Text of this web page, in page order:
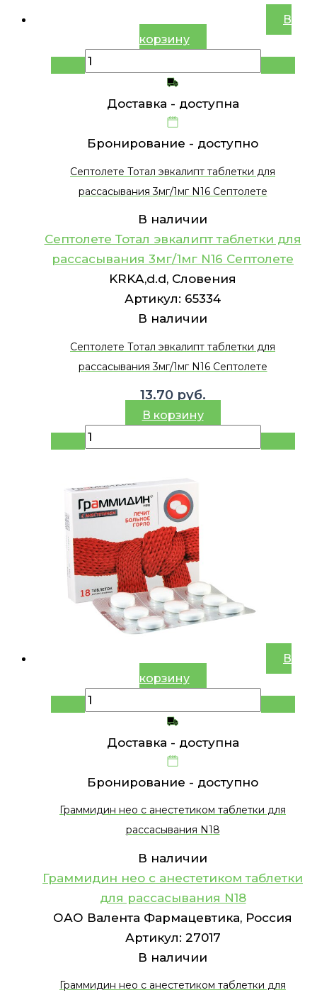
В
корзину
Доставка - доступна
Бронирование - доступно
Септолете Тотал эвкалипт таблетки для
рассасывания 3мг/1мг N16 Септолете
В наличии
Септолете Тотал эвкалипт таблетки для
рассасывания 3мг/1мг N16 Септолете
KRKA,d.d, Словения
Артикул: 65334
В наличии
Септолете Тотал эвкалипт таблетки для
рассасывания 3мг/1мг N16 Септолете
13.70 руб.
В корзину
В
корзину
Доставка - доступна
Бронирование - доступно
Граммидин нео с анестетиком таблетки для
рассасывания N18
В наличии
Граммидин нео с анестетиком таблетки
для рассасывания N18
ОАО Валента Фармацевтика, Россия
Артикул: 27017
В наличии
Граммидин нео с анестетиком таблетки для